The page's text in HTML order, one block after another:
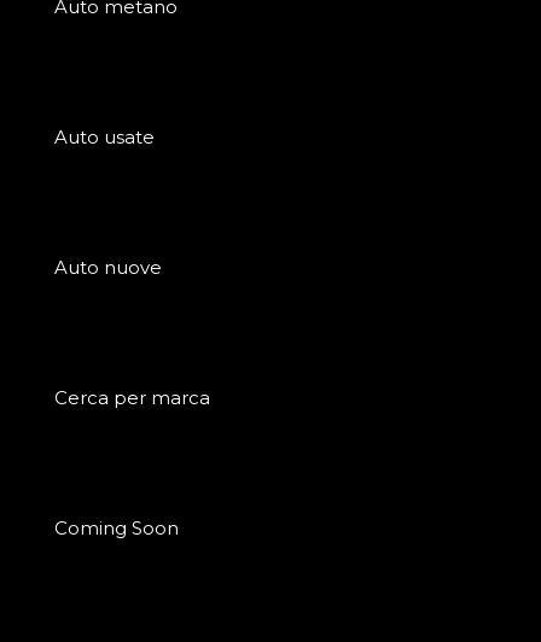
Auto metano
Auto usate
Auto nuove
Cerca per marca
Coming Soon